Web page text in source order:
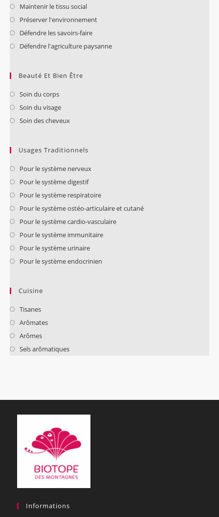
Maintenir le tissu social
Préserver l'environnement
Défendre les savoirs-faire
Défendre l'agriculture paysanne
Beauté Et Bien Être
Soin du corps
Soin du visage
Soin des cheveux
Usages Traditionnels
Pour le système nerveux
Pour le système digestif
Pour le système respiratoire
Pour le système ostéo-articulaire et cutané
Pour le système cardio-vasculaire
Pour le système immunitaire
Pour le système urinaire
Pour le système endocrinien
Cuisine
Tisanes
Arômates
Arômes
Sels arômatiques
Informations